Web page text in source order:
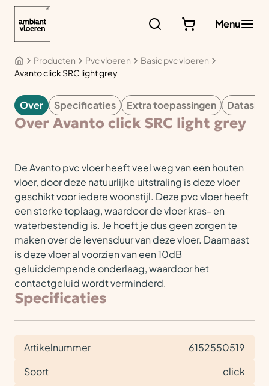
Menu
Producten Pvc vloeren
Basic pvc vloeren
Avanto click SRC light grey
PVC
Over Specificaties Extra toepassingen
Over Avanto click SRC light grey
De Avanto pvc vloer heeft veel weg van een houten
vloer, door deze natuurlijke uitstraling is deze vloer
geschikt voor iedere woonstijl. Deze pvc vloer heeft
een sterke toplaag, waardoor de vloer kras- en
waterbestendig is. Je hoeft je dus geen zorgen te
maken over de levensduur van deze vloer. Daarnaast
is deze vloer al voorzien van een 10dB
geluiddempende onderlaag, waardoor het
contactgeluid wordt verminderd.
Specificaties
Artikelnummer
6152550519
Soort
click